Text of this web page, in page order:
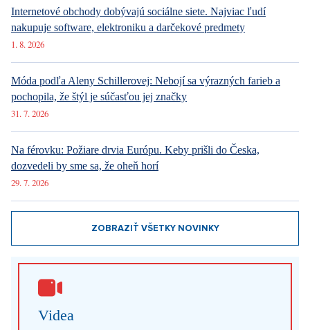
Internetové obchody dobývajú sociálne siete. Najviac ľudí
nakupuje software, elektroniku a darčekové predmety
1. 8. 2026
Móda podľa Aleny Schillerovej: Nebojí sa výrazných farieb a
pochopila, že štýl je súčasťou jej značky
31. 7. 2026
Na férovku: Požiare drvia Európu. Keby prišli do Česka,
dozvedeli by sme sa, že oheň horí
29. 7. 2026
ZOBRAZIŤ VŠETKY NOVINKY
Videa